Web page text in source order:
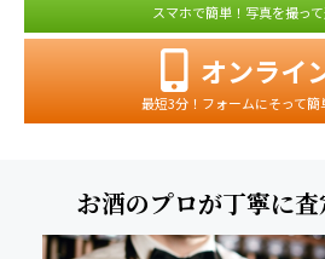
スマホで簡単！写真を撮っ
オンライ
最短3分！フォームにそって簡
お酒のプロが丁寧に